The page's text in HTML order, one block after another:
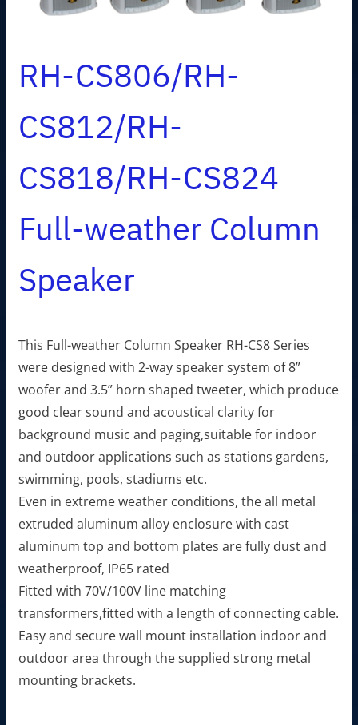
RH-CS806/RH-
CS812/RH-
CS818/RH-CS824
Full-weather Column
Speaker
This Full-weather Column Speaker RH-CS8 Series
were designed with 2-way speaker system of 8”
woofer and 3.5” horn shaped tweeter, which produce
good clear sound and acoustical clarity for
background music and paging,suitable for indoor
and outdoor applications such as stations gardens,
swimming, pools, stadiums etc.
Even in extreme weather conditions, the all metal
extruded aluminum alloy enclosure with cast
aluminum top and bottom plates are fully dust and
weatherproof, IP65 rated
Fitted with 70V/100V line matching
transformers,fitted with a length of connecting cable.
Easy and secure wall mount installation indoor and
outdoor area through the supplied strong metal
mounting brackets.